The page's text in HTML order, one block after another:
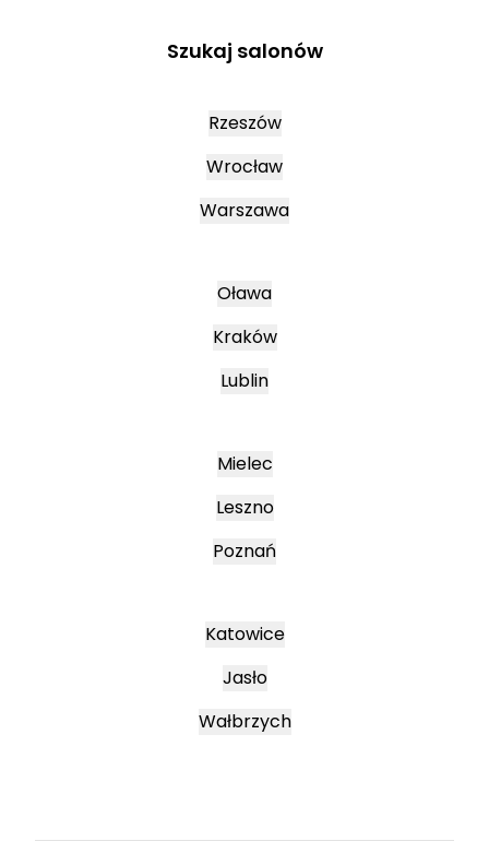
Szukaj salonów
Rzeszów
Wrocław
Warszawa
Oława
Kraków
Lublin
Mielec
Leszno
Poznań
Katowice
Jasło
Wałbrzych